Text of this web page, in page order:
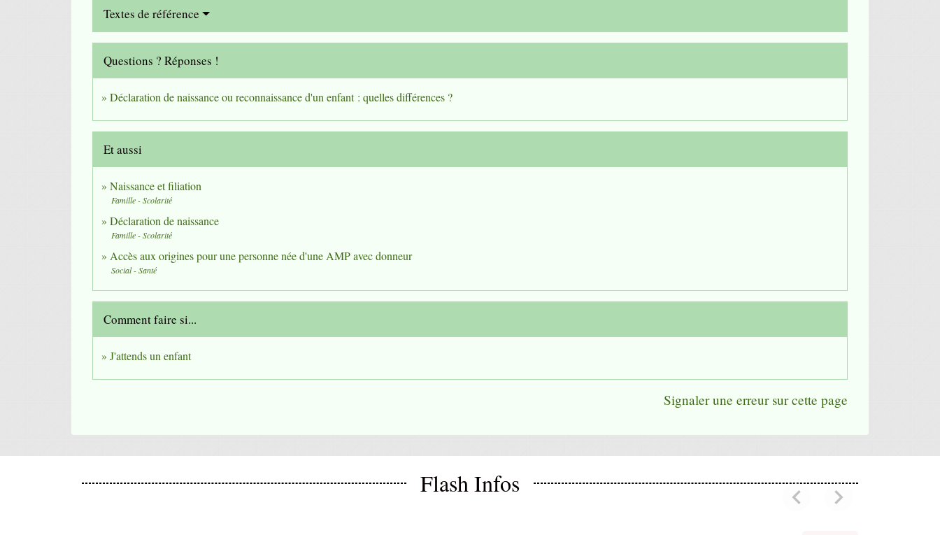
Textes de référence
Questions ? Réponses !
Déclaration de naissance ou reconnaissance d'un enfant : quelles différences ?
Et aussi
Naissance et filiation
Famille - Scolarité
Déclaration de naissance
Famille - Scolarité
Accès aux origines pour une personne née d'une AMP avec donneur
Social - Santé
Comment faire si...
J'attends un enfant
Signaler une erreur sur cette page
Flash Infos chevron_leftPreviouschevron_rightNext